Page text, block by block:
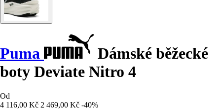
Puma
Dámské běžecké
boty Deviate Nitro 4
Od
4 116,00 Kč 2 469,00 Kč -40%